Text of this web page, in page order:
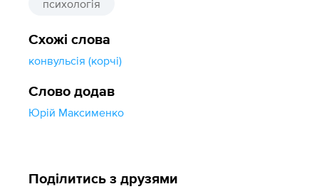
психологія
Схожі слова
конвульсія (корчі)
Слово додав
Юрій Максименко
Поділитись з друзями